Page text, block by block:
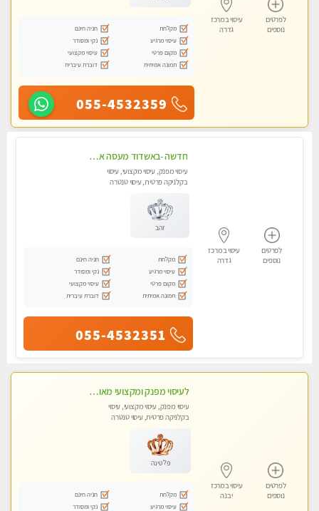
לפרטים
נוספים
עיסוי במרכז
גדרה
מקלחת
חניה חינם
עיסוי מרגיע
נקי ומסודר
מקום פרטי
עיסוי מקצועי
תמונה אמיתית
דוברת עיברית
055-4532359
לפרטים
נוספים
עיסוי במרכז
גדרה
חדשה -באשדוד מעסה איכותית מפנקת ומקצועית לעיסוי חלומי ..... בגבעתיים
עיסוי מפנק, עיסוי מקצועי, עיסוי
בקלניקה פרטית, עיסוי טנטרה
זהב
מקלחת
חניה חינם
עיסוי מרגיע
נקי ומסודר
מקום פרטי
עיסוי מקצועי
תמונה אמיתית
דוברת עיברית
055-4532351
לפרטים
נוספים
עיסוי במרכז
יבנה
לעיסוי מפנק ומקצועי מאוד . לחוויה מרגיעה ומפנקת .מומלץ מאוד !!!
עיסוי מפנק, עיסוי מקצועי, עיסוי
בקלניקה פרטית, עיסוי טנטרה
פלטינה
מקלחת
חניה חינם
עיסוי מרגיע
נקי ומסודר